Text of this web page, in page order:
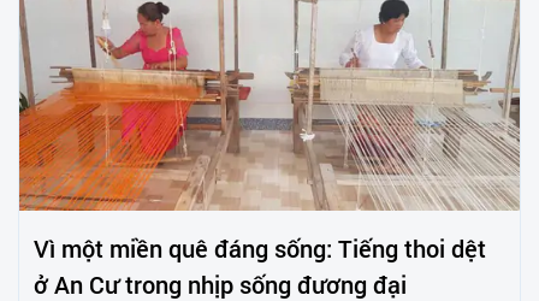
Vì một miền quê đáng sống: Tiếng thoi dệt
ở An Cư trong nhịp sống đương đại